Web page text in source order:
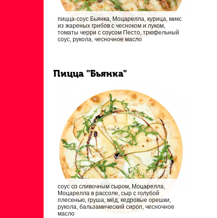
пицца-соус Бьянка, Моцарелла, курица, микс
из жареных грибов с чесноком и луком,
томаты черри с соусом Песто, трюфельный
соус, рукола, чесночное масло
Пицца "Бьянка"
соус со сливочным сыром, Моцарелла,
Моцарелла в рассоле, сыр с голубой
плесенью, груша, мёд, кедровые орешки,
рукола, бальзамический сироп, чесночное
масло